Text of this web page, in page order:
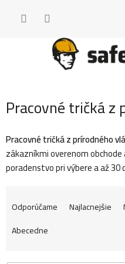
Pracovné tričká z
Pracovné tričká z prírodného
zákazníkmi overenom
poradenstvo pri výbere a až 30
R
a
Odporúčame Najlacnejšie
Abecedne